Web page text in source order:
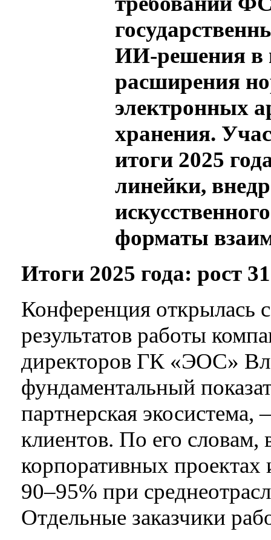
ИИ-решения в
расширения
электронных
хранения.
итоги 2025
линейки,
форматы
Итоги 2025 года: рост
Конференция открылась
результатов работы
директоров ГК «ЭОС»
фундаментальный
партнерская
клиентов. По его словам,
корпоративных проектах
90–95% при
Отдельные заказчики